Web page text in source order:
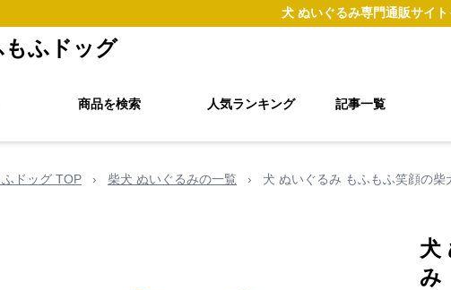
犬 ぬいぐるみ専門通販サイト
もふドッグ
商品を検索 人気ランキング 記事一覧
ふドッグ TOP › 柴犬 ぬいぐるみの一覧 › 犬 ぬいぐるみ もふもふ笑顔の柴
犬
み